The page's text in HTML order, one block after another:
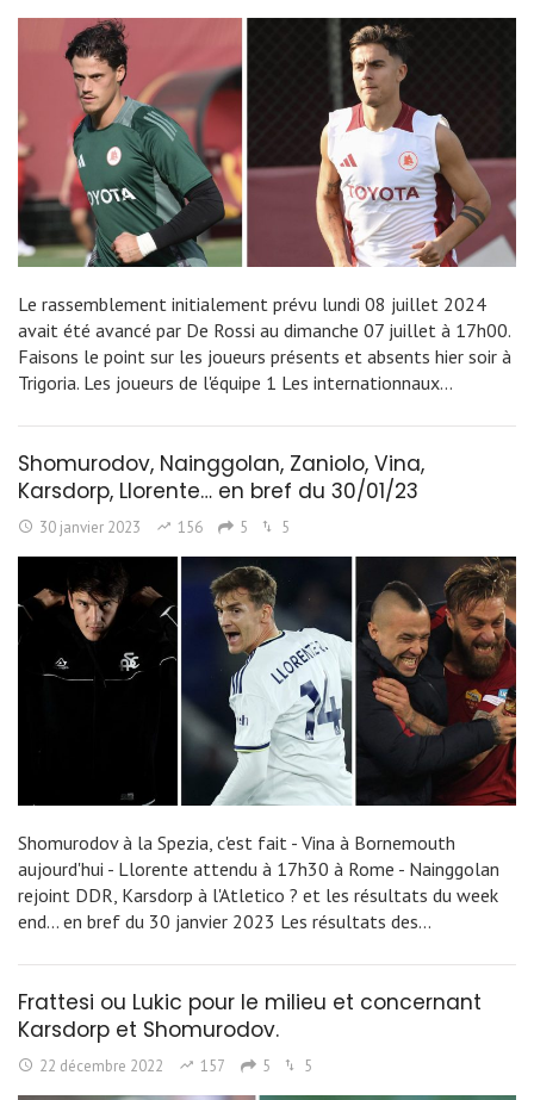
Le rassemblement initialement prévu lundi 08 juillet 2024
avait été avancé par De Rossi au dimanche 07 juillet à 17h00.
Faisons le point sur les joueurs présents et absents hier soir à
Trigoria. Les joueurs de l'équipe 1 Les internationnaux…
Shomurodov, Nainggolan, Zaniolo, Vina,
Karsdorp, Llorente… en bref du 30/01/23
30 janvier 2023 156 5 5
Shomurodov à la Spezia, c'est fait - Vina à Bornemouth
aujourd'hui - Llorente attendu à 17h30 à Rome - Nainggolan
rejoint DDR, Karsdorp à l'Atletico ? et les résultats du week
end... en bref du 30 janvier 2023 Les résultats des…
Frattesi ou Lukic pour le milieu et concernant
Karsdorp et Shomurodov.
22 décembre 2022 157 5 5